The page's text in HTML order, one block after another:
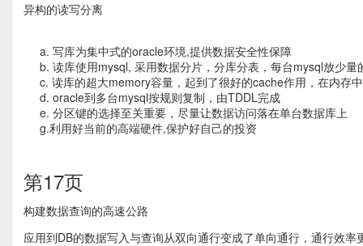
异构的读写分离
a. 写库为集中式的oracle环境,提供数据安全性保障
b. 读库使用mysql, 采用数据分片，分库分表，每台mysql放少量
c. 读库的超大memory容量，起到了很好的cache作用，在内存
d. oracle到多台mysql按规则复制，由TDDL完成
e. 分区键的选择至关重要，尽量让数据访问落在单台数据库上
g.利用好当前的高端硬件,保护好自己的投资
第17页
构建数据查询的高速公路
应用到DB的数据写入与查询从双向通行变成了单向通行，通行效